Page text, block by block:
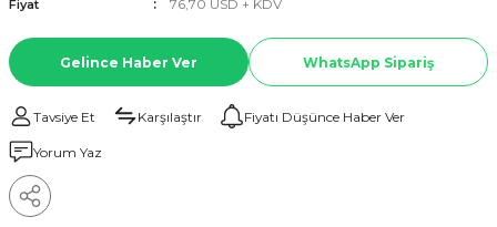
Fiyat 76,70 USD + KDV
Gelince Haber Ver WhatsApp Sipariş
Tavsiye Et Karşılaştır Fiyatı Düşünce Haber Ver
Yorum Yaz